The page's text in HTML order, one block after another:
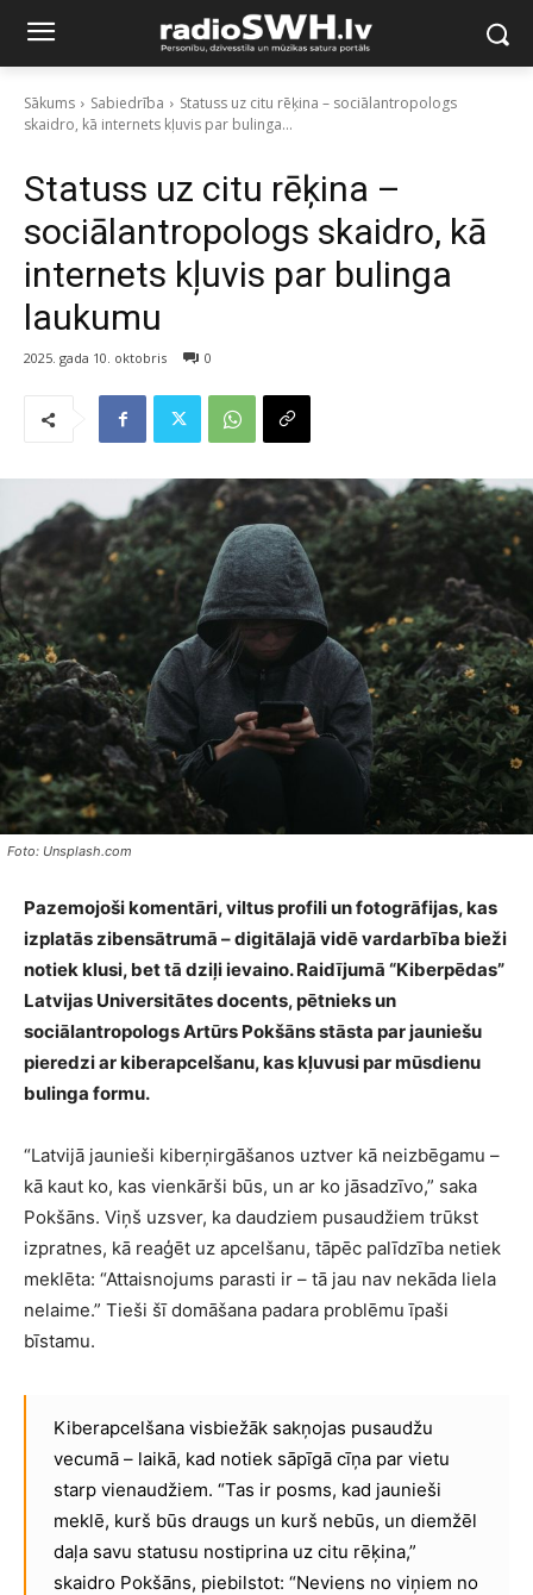
Sākums Sabiedrība
Statuss uz citu rēķina – sociālantropologs
skaidro, kā internets kļuvis par bulinga...
Statuss uz citu rēķina –
sociālantropologs skaidro, kā
internets kļuvis par bulinga
laukumu
2025. gada 10. oktobris 0
Foto: Unsplash.com
Pazemojoši komentāri, viltus profili un fotogrāfijas, kas
izplatās zibensātrumā – digitālajā vidē vardarbība bieži
notiek klusi, bet tā dziļi ievaino. Raidījumā “Kiberpēdas”
Latvijas Universitātes docents, pētnieks un
sociālantropologs Artūrs Pokšāns stāsta par jauniešu
pieredzi ar kiberapcelšanu, kas kļuvusi par mūsdienu
bulinga formu.
“Latvijā jaunieši kiberņirgāšanos uztver kā neizbēgamu –
kā kaut ko, kas vienkārši būs, un ar ko jāsadzīvo,” saka
Pokšāns. Viņš uzsver, ka daudziem pusaudžiem trūkst
izpratnes, kā reaģēt uz apcelšanu, tāpēc palīdzība netiek
meklēta: “Attaisnojums parasti ir – tā jau nav nekāda liela
nelaime.” Tieši šī domāšana padara problēmu īpaši
bīstamu.
Kiberapcelšana visbiežāk sakņojas pusaudžu
vecumā – laikā, kad notiek sāpīgā cīņa par vietu
starp vienaudžiem. “Tas ir posms, kad jaunieši
meklē, kurš būs draugs un kurš nebūs, un diemžēl
daļa savu statusu nostiprina uz citu rēķina,”
skaidro Pokšāns, piebilstot: “Neviens no viņiem no